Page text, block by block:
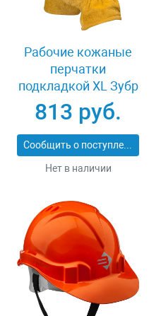
Рабочие кожаные
перчатки
подкладкой XL Зубр
МАСТЕР 1135-XL
813 руб.
Сообщить о поступлении
Нет в наличии